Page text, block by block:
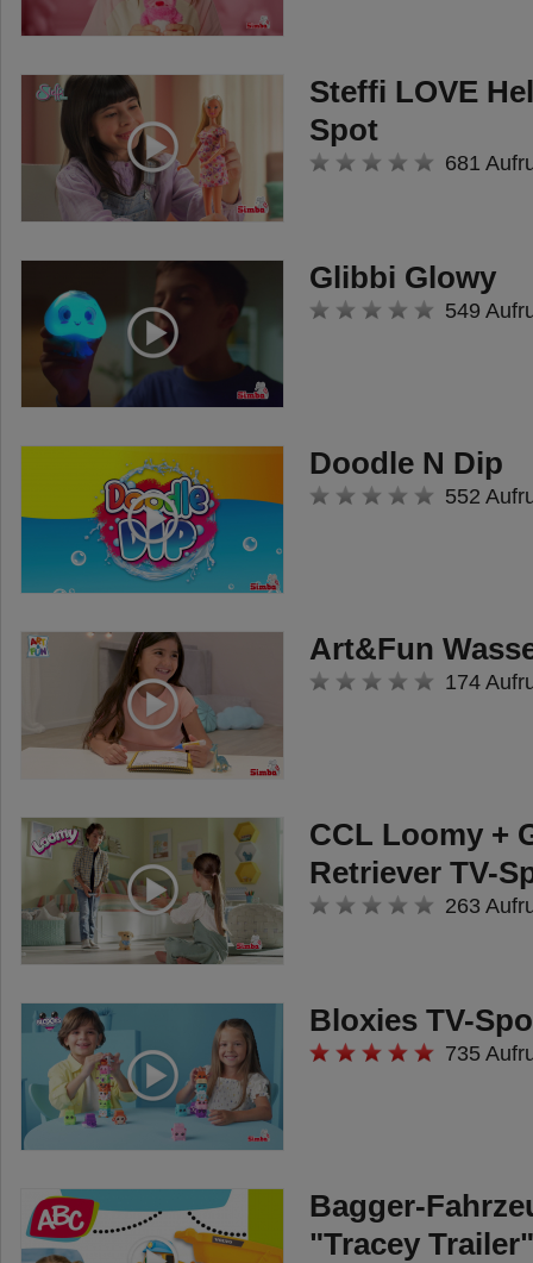
Steffi LOVE
Spot
681
Glibbi Glowy
549
Doodle N Dip
552
Art&Fun
174
CCL Loomy +
Retriever TV-
263
Bloxies TV-
735
Bagger-
"Tracey